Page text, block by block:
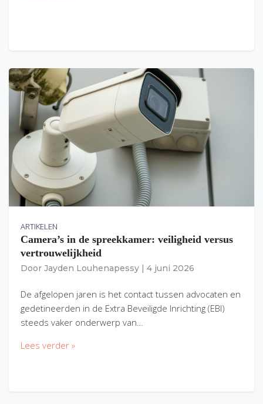
ARTIKELEN
Camera’s in de spreekkamer: veiligheid versus
vertrouwelijkheid
Door Jayden Louhenapessy 4 juni 2026
De afgelopen jaren is het contact tussen advocaten en
gedetineerden in de Extra Beveiligde Inrichting (EBI)
steeds vaker onderwerp van…
Lees verder »